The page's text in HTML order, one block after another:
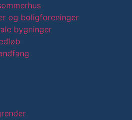
og boligforeninger
bygninger